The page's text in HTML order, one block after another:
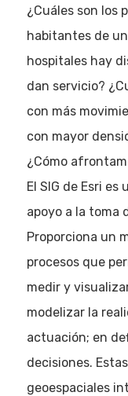
¿Cuáles son los
habitantes de
hospitales hay
dan servicio?
con más
con mayor
¿Cómo
El SIG de Esri
apoyo a la toma
Proporciona un
procesos que
medir y
modelizar la
actuación; en
decisiones.
geoespaciales